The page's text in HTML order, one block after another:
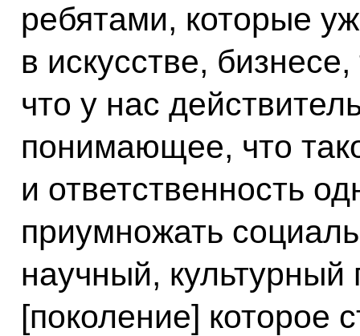
ребятами, которые
в искусстве,
что у нас
понимающее, что
и ответственность
приумножать
научный,
[поколение] которое